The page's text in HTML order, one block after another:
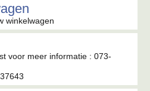
winkelwagen
voor meer informatie : 073-